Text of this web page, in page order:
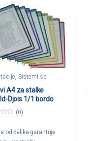
,Sistemi sa
A4 za stalke
Djois 1/1 bordo
(0)
od čelika garantuje